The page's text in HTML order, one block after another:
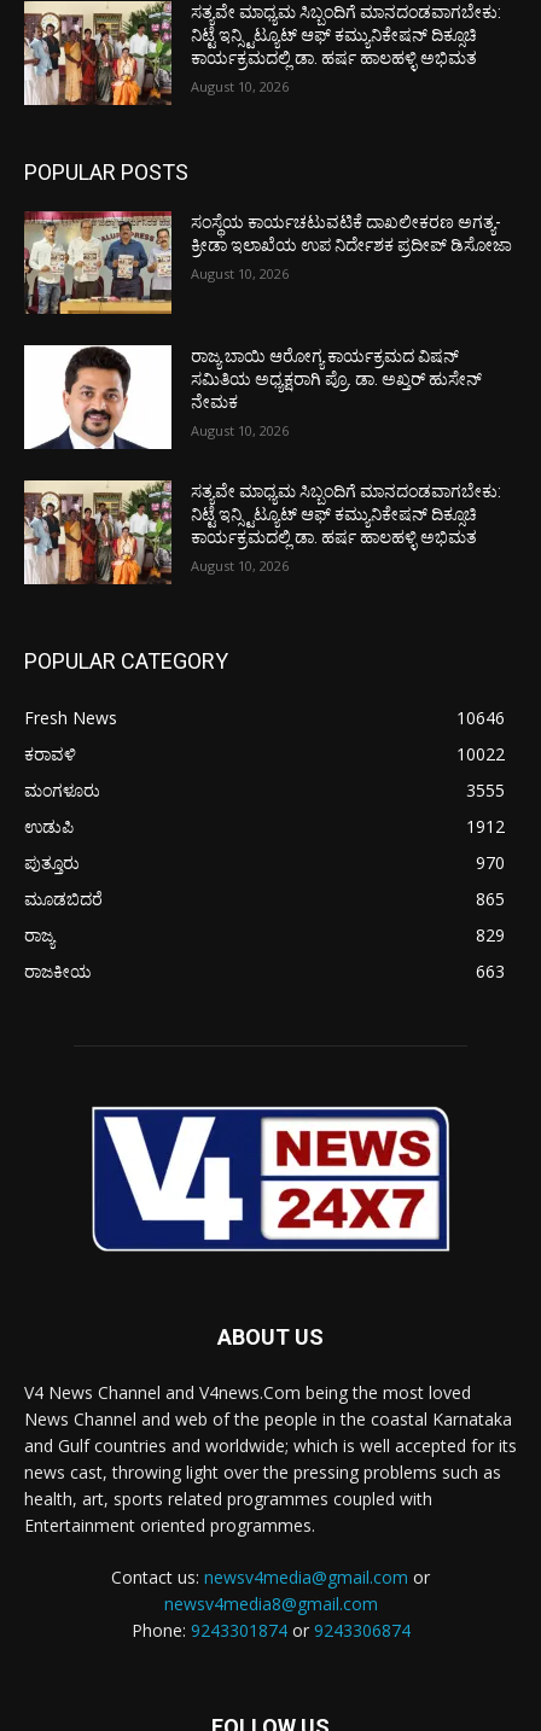
ಸತ್ಯವೇ ಮಾಧ್ಯಮ ಸಿಬ್ಬಂದಿಗೆ ಮಾನದಂಡವಾಗಬೇಕು:
ನಿಟ್ಟೆ ಇನ್ಸ್ಟಿಟ್ಯೂಟ್ ಆಫ್ ಕಮ್ಯುನಿಕೇಷನ್ ದಿಕ್ಸೂಚಿ
ಕಾರ್ಯಕ್ರಮದಲ್ಲಿ ಡಾ. ಹರ್ಷ ಹಾಲಹಳ್ಳಿ ಅಭಿಮತ
August 10, 2026
POPULAR POSTS
ಸಂಸ್ಥೆಯ ಕಾರ್ಯಚಟುವಟಿಕೆ ದಾಖಲೀಕರಣ ಅಗತ್ಯ-
ಕ್ರೀಡಾ ಇಲಾಖೆಯ ಉಪ ನಿರ್ದೇಶಕ ಪ್ರದೀಪ್ ಡಿಸೋಜಾ
August 10, 2026
ರಾಜ್ಯ ಬಾಯಿ ಆರೋಗ್ಯ ಕಾರ್ಯಕ್ರಮದ ವಿಷನ್
ಸಮಿತಿಯ ಅಧ್ಯಕ್ಷರಾಗಿ ಪ್ರೊ. ಡಾ. ಅಖ್ತರ್ ಹುಸೇನ್
ನೇಮಕ
August 10, 2026
ಸತ್ಯವೇ ಮಾಧ್ಯಮ ಸಿಬ್ಬಂದಿಗೆ ಮಾನದಂಡವಾಗಬೇಕು:
ನಿಟ್ಟೆ ಇನ್ಸ್ಟಿಟ್ಯೂಟ್ ಆಫ್ ಕಮ್ಯುನಿಕೇಷನ್ ದಿಕ್ಸೂಚಿ
ಕಾರ್ಯಕ್ರಮದಲ್ಲಿ ಡಾ. ಹರ್ಷ ಹಾಲಹಳ್ಳಿ ಅಭಿಮತ
August 10, 2026
POPULAR CATEGORY
Fresh News
10646
ಕರಾವಳಿ
10022
ಮಂಗಳೂರು
3555
ಉಡುಪಿ
1912
ಪುತ್ತೂರು
970
ಮೂಡಬಿದರೆ
865
ರಾಜ್ಯ
829
ರಾಜಕೀಯ
663
ABOUT US
V4 News Channel and V4news.Com being the most loved
News Channel and web of the people in the coastal Karnataka
and Gulf countries and worldwide; which is well accepted for its
news cast, throwing light over the pressing problems such as
health, art, sports related programmes coupled with
Entertainment oriented programmes.
Contact us: newsv4media@gmail.com or
newsv4media8@gmail.com
Phone: 9243301874or 9243306874